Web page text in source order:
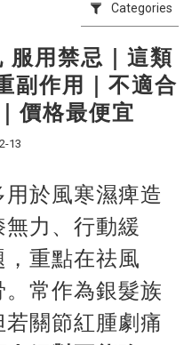
Categories
服用禁忌｜這類
副作用｜不適合
價格最便宜
13
於風寒濕痺造
力、行動緩
重點在祛風
常作為銀髮族
關節紅腫劇痛